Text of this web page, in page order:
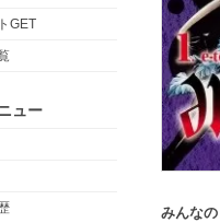
GET
ュー
みんな